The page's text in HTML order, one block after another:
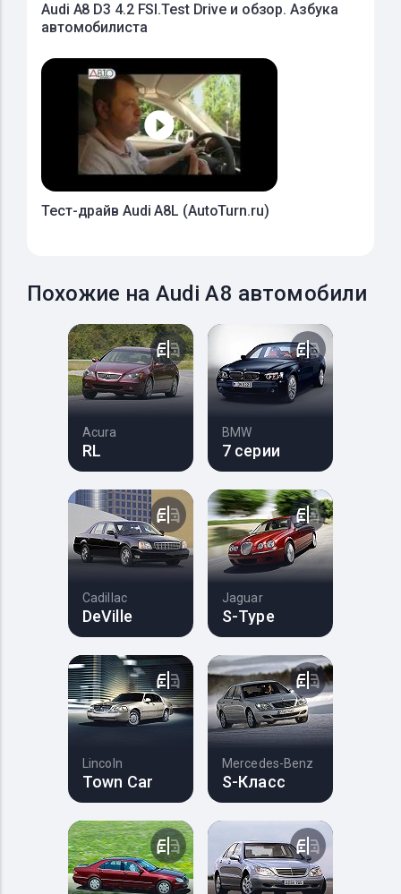
Audi A8 D3 4.2 FSI.Test Drive и обзор. Азбука
автомобилиста
Тест-драйв Audi A8L (AutoTurn.ru)
Похожие на Audi A8 автомобили
Acura
RL
BMW
7 серии
Cadillac
DeVille
Jaguar
S-Type
Lincoln
Town Car
Mercedes-Benz
S-Класс